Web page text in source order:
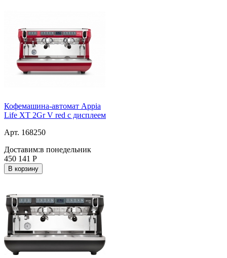
Кофемашина-автомат Appia
Life XT 2Gr V red с дисплеем
Арт. 168250
Доставим:в понедельник
450 141 Р
В корзину